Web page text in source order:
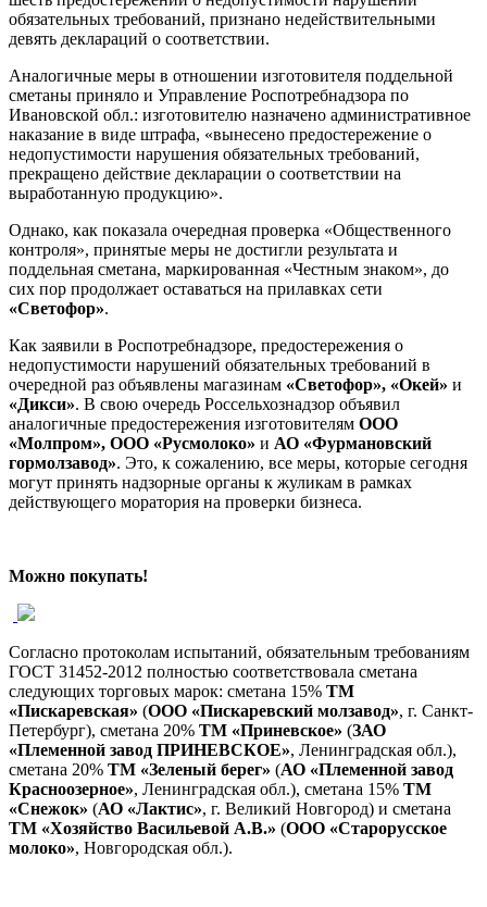
обязательных требований, признано недействительными
девять деклараций о соответствии.
Аналогичные меры в отношении изготовителя поддельной
сметаны приняло и Управление Роспотребнадзора по
Ивановской обл.: изготовителю назначено административное
наказание в виде штрафа, «вынесено предостережение о
недопустимости нарушения обязательных требований,
прекращено действие декларации о соответствии на
выработанную продукцию».
Однако, как показала очередная проверка «Общественного
контроля», принятые меры не достигли результата и
поддельная сметана, маркированная «Честным знаком», до
сих пор продолжает оставаться на прилавках сети
«Светофор».
Как заявили в Роспотребнадзоре, предостережения о
недопустимости нарушений обязательных требований в
очередной раз объявлены магазинам «Светофор», «Окей» и
«Дикси». В свою очередь Россельхознадзор объявил
аналогичные предостережения изготовителям ООО
«Молпром», ООО «Русмолоко» и АО «Фурмановский
гормолзавод». Это, к сожалению, все меры, которые сегодня
могут принять надзорные органы к жуликам в рамках
действующего моратория на проверки бизнеса.
Можно покупать!
Согласно протоколам испытаний, обязательным требованиям
ГОСТ 31452-2012 полностью соответствовала сметана
следующих торговых марок: сметана 15% ТМ
«Пискаревская» (ООО «Пискаревский молзавод», г. Санкт-
Петербург), сметана 20% ТМ «Приневское» (ЗАО
«Племенной завод ПРИНЕВСКОЕ», Ленинградская обл.),
сметана 20% ТМ «Зеленый берег» (АО «Племенной завод
Красноозерное», Ленинградская обл.), сметана 15% ТМ
«Снежок» (АО «Лактис», г. Великий Новгород) и сметана
ТМ «Хозяйство Васильевой А.В.» (ООО «Старорусское
молоко», Новгородская обл.).